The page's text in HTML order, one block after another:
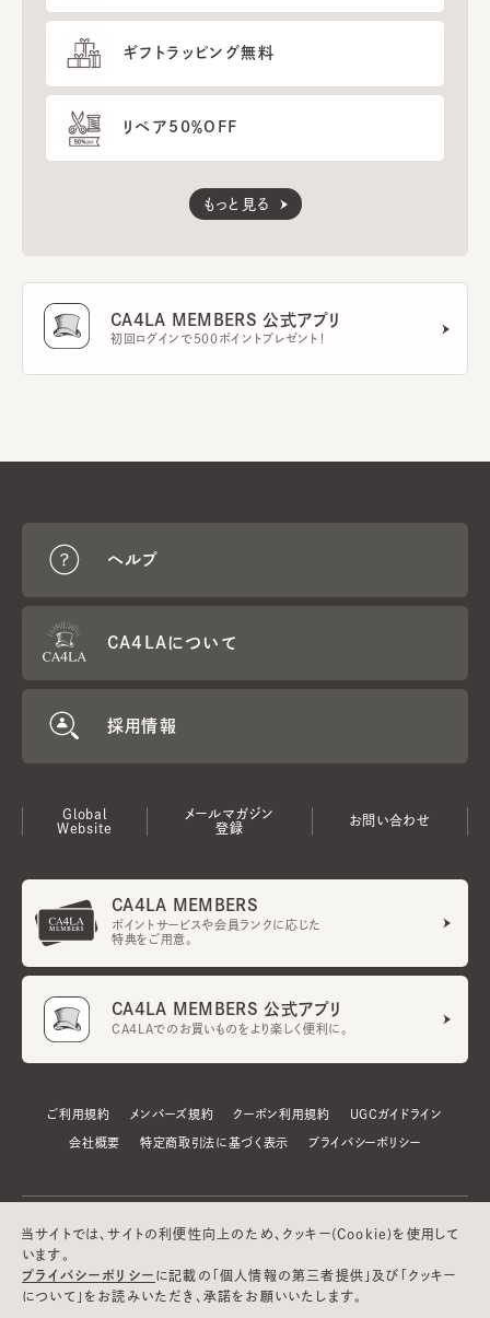
ギフトラッピング無料
リペア50％OFF
もっと見る
CA4LA MEMBERS 公式アプリ
初回ログインで500ポイントプレゼント！
ヘルプ
CA4LAについて
採用情報
Global
Website
メールマガジン
登録
お問い合わせ
CA4LA MEMBERS
ポイントサービスや会員ランクに応じた
特典をご用意。
CA4LA MEMBERS 公式アプリ
CA4LAでのお買いものをより楽しく便利に。
ご利用規約 メンバーズ規約 クーポン利用規約 UGCガイドライン
会社概要 特定商取引法に基づく表示 プライバシーポリシー
当サイトでは、サイトの利便性向上のため、クッキー(Cookie)を使用して
います。
プライバシーポリシー に記載の「個人情報の第三者提供」及び「クッキー
について」をお読みいただき、承諾をお願いいたします。